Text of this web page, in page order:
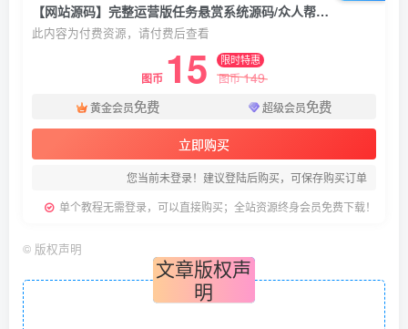
【网站源码】完整运营版任务悬赏系统源码/众人帮任务平台/VUE源码/支持对接API
此内容为付费资源，请付费后查看
图币 15 限时特惠
图币149
黄金会员免费 超级会员免费
立即购买
您当前未登录！建议登陆后购买，可保存购买订单
单个教程无需登录，可以直接购买；全站资源终身会员免费下载！
© 版权声明
文章版权声
明